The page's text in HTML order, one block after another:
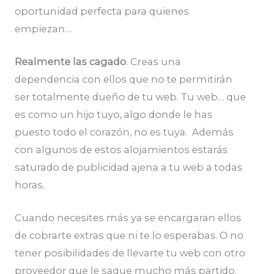
oportunidad perfecta para quienes
empiezan…
Realmente las cagado. Creas una
dependencia con ellos que no te permitirán
ser totalmente dueño de tu web. Tu web… que
es como un hijo tuyo, algo donde le has
puesto todo el corazón, no es tuya. Además
con algunos de estos alojamientos estarás
saturado de publicidad ajena a tu web a todas
horas.
Cuando necesites más ya se encargaran ellos
de cobrarte extras que ni te lo esperabas. O no
tener posibilidades de llevarte tu web con otro
proveedor que le saque mucho más partido.